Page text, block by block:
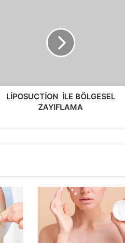
LİPOSUCTİON İLE BÖLGESEL
ZAYIFLAMA